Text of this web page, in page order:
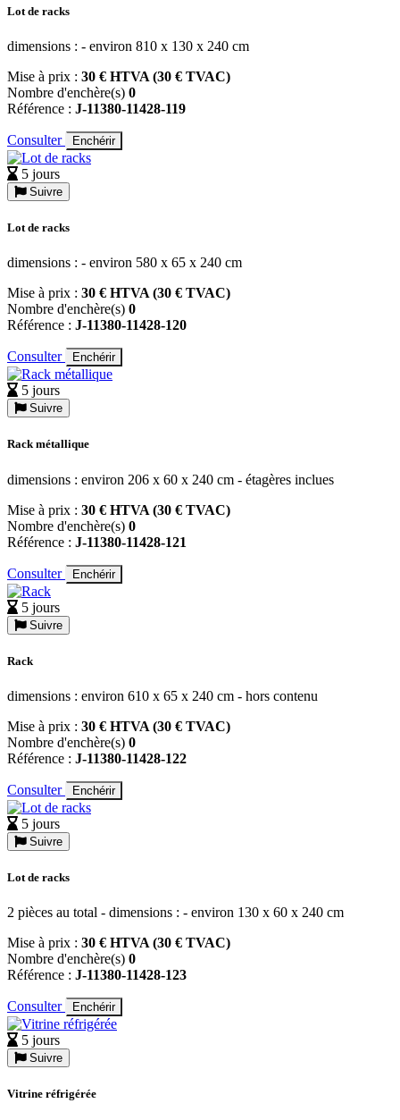
Lot de racks
dimensions : - environ 810 x 130 x 240 cm
Mise à prix : 30 € HTVA (30 € TVAC)
Nombre d'enchère(s) 0
Référence : J-11380-11428-119
Consulter Enchérir
5 jours
Suivre
Lot de racks
dimensions : - environ 580 x 65 x 240 cm
Mise à prix : 30 € HTVA (30 € TVAC)
Nombre d'enchère(s) 0
Référence : J-11380-11428-120
Consulter Enchérir
5 jours
Suivre
Rack métallique
dimensions : environ 206 x 60 x 240 cm - étagères inclues
Mise à prix : 30 € HTVA (30 € TVAC)
Nombre d'enchère(s) 0
Référence : J-11380-11428-121
Consulter Enchérir
5 jours
Suivre
Rack
dimensions : environ 610 x 65 x 240 cm - hors contenu
Mise à prix : 30 € HTVA (30 € TVAC)
Nombre d'enchère(s) 0
Référence : J-11380-11428-122
Consulter Enchérir
5 jours
Suivre
Lot de racks
2 pièces au total - dimensions : - environ 130 x 60 x 240 cm
Mise à prix : 30 € HTVA (30 € TVAC)
Nombre d'enchère(s) 0
Référence : J-11380-11428-123
Consulter Enchérir
5 jours
Suivre
Vitrine réfrigérée